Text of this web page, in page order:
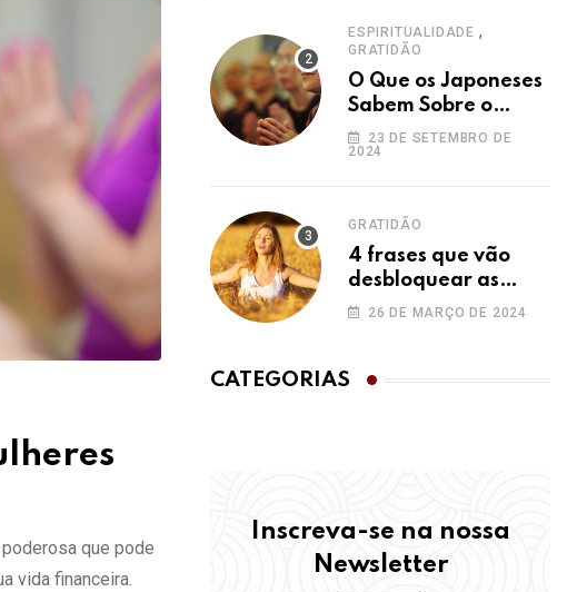
que pode
vida financeira.
ESPIRITUALIDADE ,
GRATIDÃO
O Que os Japoneses
Sabem Sobre o
Ho’oponopono e
Você Não
23 DE SETEMBRO DE
2024
GRATIDÃO
4 frases que vão
desbloquear as
bênçãos na sua vida
26 DE MARÇO DE 2024
CATEGORIAS
Inscreva-se na nossa
Newsletter